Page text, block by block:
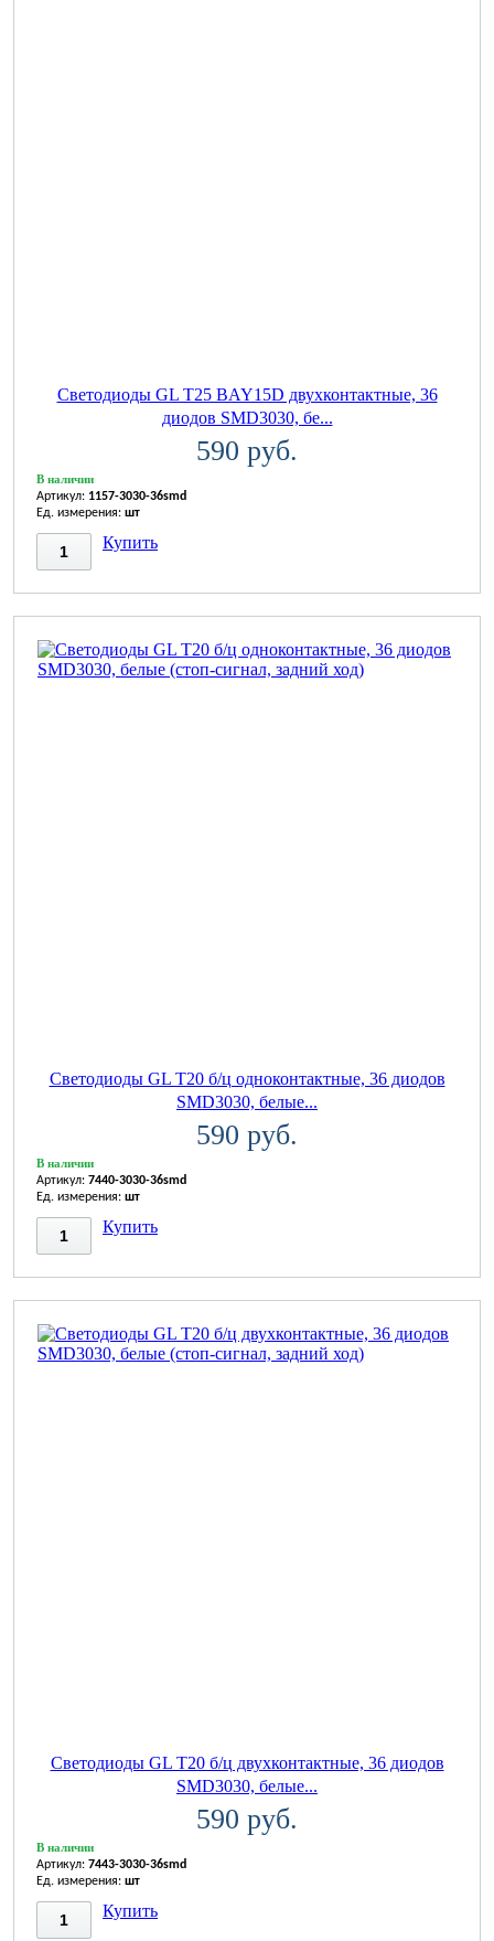
Светодиоды GL T25 BAY15D двухконтактные, 36
диодов SMD3030, бе...
590 руб.
В наличии
Артикул: 1157-3030-36smd
Ед. измерения: шт
Купить
Светодиоды GL T20 б/ц одноконтактные, 36 диодов
SMD3030, белые...
590 руб.
В наличии
Артикул: 7440-3030-36smd
Ед. измерения: шт
Купить
Светодиоды GL T20 б/ц двухконтактные, 36 диодов
SMD3030, белые...
590 руб.
В наличии
Артикул: 7443-3030-36smd
Ед. измерения: шт
Купить